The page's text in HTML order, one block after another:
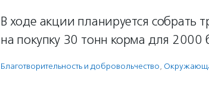
В ходе акции планируется собрать
на покупку 30 тонн корма для 2000
Благотвори­тель­ность и доброволь­чест­во,